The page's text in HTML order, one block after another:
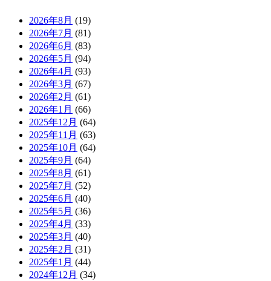
2026年8月 (19)
2026年7月 (81)
2026年6月 (83)
2026年5月 (94)
2026年4月 (93)
2026年3月 (67)
2026年2月 (61)
2026年1月 (66)
2025年12月 (64)
2025年11月 (63)
2025年10月 (64)
2025年9月 (64)
2025年8月 (61)
2025年7月 (52)
2025年6月 (40)
2025年5月 (36)
2025年4月 (33)
2025年3月 (40)
2025年2月 (31)
2025年1月 (44)
2024年12月 (34)